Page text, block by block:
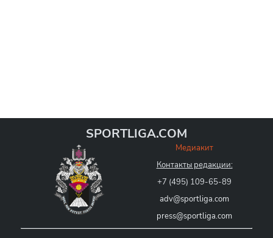
SPORTLIGA.COM
Медиакит
Контакты редакции:
+7 (495) 109-65-89
adv@sportliga.com
press@sportliga.com